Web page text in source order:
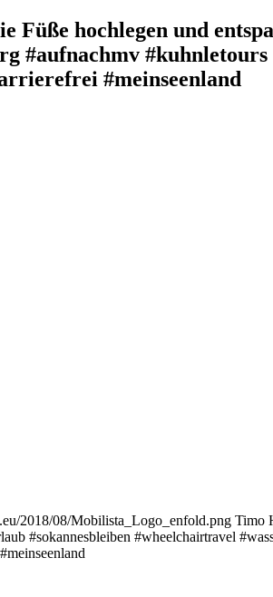
Füße hochlegen und
#aufnachmv
#meinseenland
2018/08/Mobilista_Logo_enfold.png Timo
#sokannesbleiben #wheelchairtravel